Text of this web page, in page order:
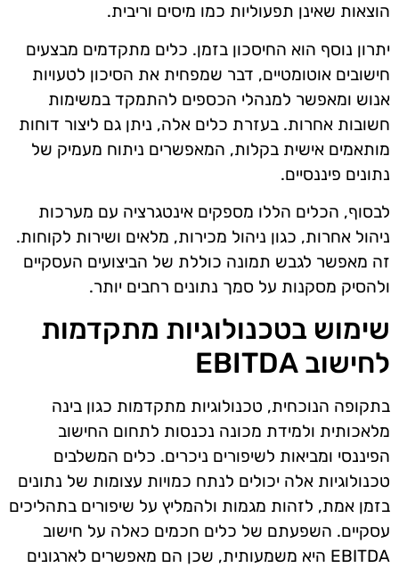
הוצאות שאינן תפעוליות כמו מיסים וריבית.
יתרון נוסף הוא החיסכון בזמן. כלים מתקדמים מבצעים
חישובים אוטומטיים, דבר שמפחית את הסיכון לטעויות
אנוש ומאפשר למנהלי הכספים להתמקד במשימות
חשובות אחרות. בעזרת כלים אלה, ניתן גם ליצור דוחות
מותאמים אישית בקלות, המאפשרים ניתוח מעמיק של
נתונים פיננסיים.
לבסוף, הכלים הללו מספקים אינטגרציה עם מערכות
ניהול אחרות, כגון ניהול מכירות, מלאים ושירות לקוחות.
זה מאפשר לגבש תמונה כוללת של הביצועים העסקיים
ולהסיק מסקנות על סמך נתונים רחבים יותר.
שימוש בטכנולוגיות מתקדמות
לחישוב EBITDA
בתקופה הנוכחית, טכנולוגיות מתקדמות כגון בינה
מלאכותית ולמידת מכונה נכנסות לתחום החישוב
הפיננסי ומביאות לשיפורים ניכרים. כלים המשלבים
טכנולוגיות אלה יכולים לנתח כמויות עצומות של נתונים
בזמן אמת, לזהות מגמות ולהמליץ על שיפורים בתהליכים
עסקיים. השפעתם של כלים חכמים כאלה על חישוב
EBITDA היא משמעותית, שכן הם מאפשרים לארגונים